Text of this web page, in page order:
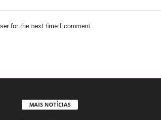
for the next time I comment.
MAIS NOTÍCIAS